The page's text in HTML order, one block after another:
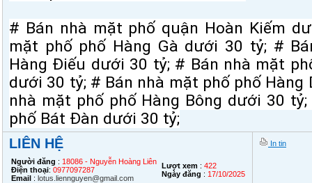
# Bán nhà mặt phố quận Hoàn Kiếm
mặt phố phố Hàng Gà dưới 30 tỷ; #
Hàng Điếu dưới 30 tỷ; # Bán nhà mặt
dưới 30 tỷ; # Bán nhà mặt phố phố Hàng
nhà mặt phố phố Hàng Bông dưới 30
phố Bát Đàn dưới 30 tỷ;
LIÊN HỆ
Người đăng : 18086 - Nguyễn Hoàng Liên
Điện thoại: 0977097287
Email : lotus.liennguyen@gmail.com
Lượt xem : 422
Ngày đăng : 17/10/2025
In tin